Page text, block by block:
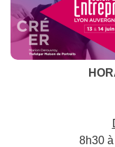
8h30